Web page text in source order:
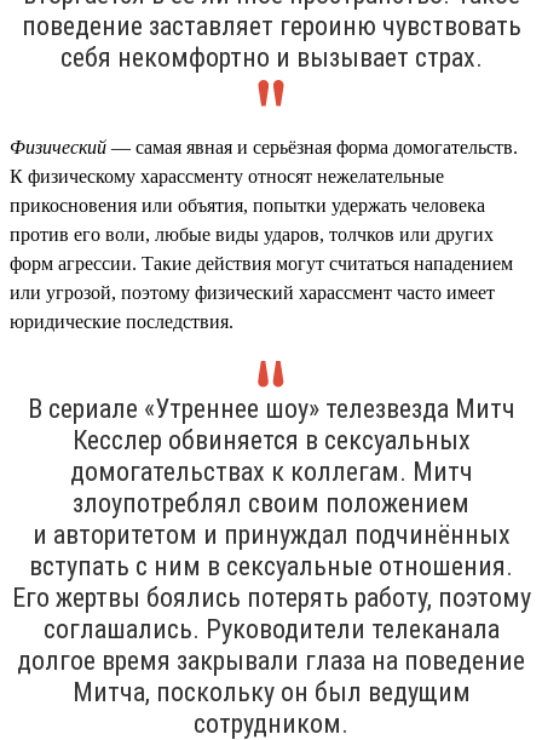
поведение заставляет героиню чувствовать
себя некомфортно и вызывает страх.
Физический — самая явная и серьёзная форма домогательств.
К физическому харассменту относят нежелательные
прикосновения или объятия, попытки удержать человека
против его воли, любые виды ударов, толчков или других
форм агрессии. Такие действия могут считаться нападением
или угрозой, поэтому физический харассмент часто имеет
юридические последствия.
В сериале «Утреннее шоу» телезвезда Митч
Кесслер обвиняется в сексуальных
домогательствах к коллегам. Митч
злоупотреблял своим положением
и авторитетом и принуждал подчинённых
вступать с ним в сексуальные отношения.
Его жертвы боялись потерять работу, поэтому
соглашались. Руководители телеканала
долгое время закрывали глаза на поведение
Митча, поскольку он был ведущим
сотрудником.